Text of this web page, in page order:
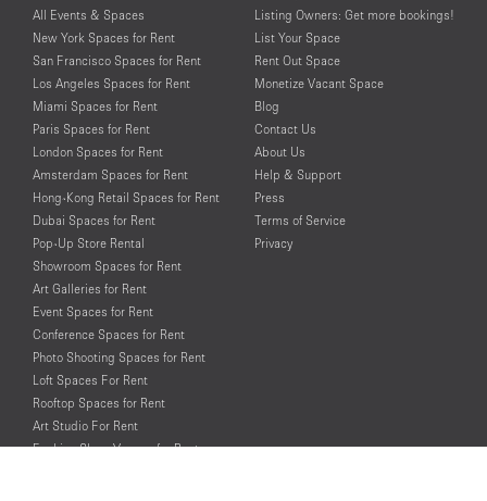
All Events & Spaces
New York Spaces for Rent
San Francisco Spaces for Rent
Los Angeles Spaces for Rent
Miami Spaces for Rent
Paris Spaces for Rent
London Spaces for Rent
Amsterdam Spaces for Rent
Hong-Kong Retail Spaces for Rent
Dubai Spaces for Rent
Pop-Up Store Rental
Showroom Spaces for Rent
Art Galleries for Rent
Event Spaces for Rent
Conference Spaces for Rent
Photo Shooting Spaces for Rent
Loft Spaces For Rent
Rooftop Spaces for Rent
Art Studio For Rent
Fashion Show Venues for Rent
Listing Owners: Get more bookings!
List Your Space
Rent Out Space
Monetize Vacant Space
Blog
Contact Us
About Us
Help & Support
Press
Terms of Service
Privacy